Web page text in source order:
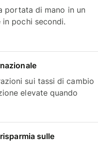
portata di mano in un
pochi secondi.
sui tassi di cambio
elevate quando
sulle